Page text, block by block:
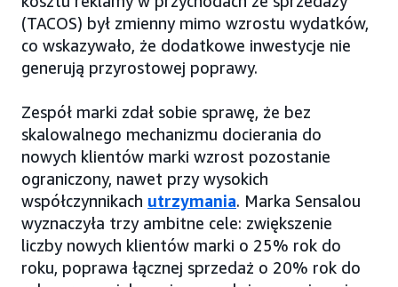
(TACOS) był zmienny mimo wzrostu wydatków,
co wskazywało, że dodatkowe inwestycje nie
generują przyrostowej poprawy.
Zespół marki zdał sobie sprawę, że bez
skalowalnego mechanizmu docierania do
nowych klientów marki wzrost pozostanie
ograniczony, nawet przy wysokich
współczynnikach utrzymania. Marka Sensalou
wyznaczyła trzy ambitne cele: zwiększenie
liczby nowych klientów marki o 25% rok do
roku, poprawa łącznej sprzedaż o 20% rok do